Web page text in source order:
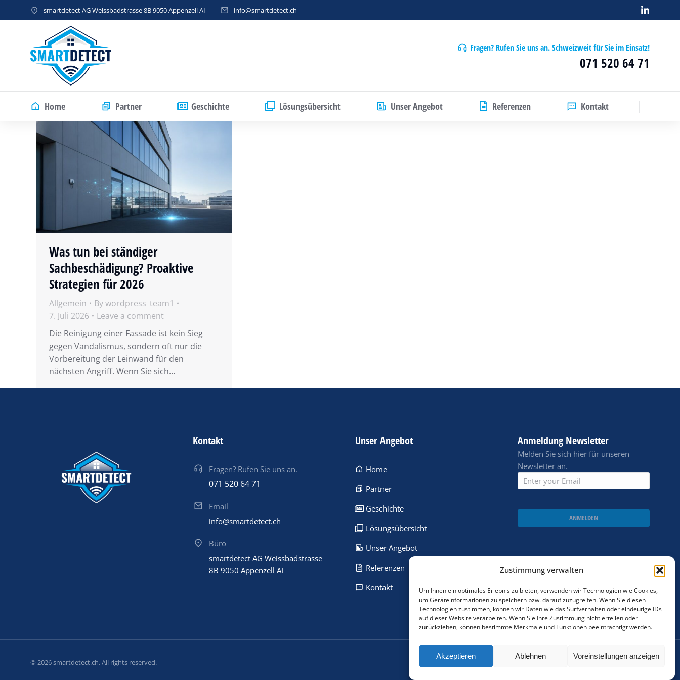
Zustimmung verwalten
Um Ihnen ein optimales Erlebnis zu bieten, verwenden wir Technologien wie Cookies,
um Geräteinformationen zu speichern bzw. darauf zuzugreifen. Wenn Sie diesen
Technologien zustimmen, können wir Daten wie das Surfverhalten oder eindeutige IDs
auf dieser Website verarbeiten. Wenn Sie Ihre Zustimmung nicht erteilen oder
zurückziehen, können bestimmte Merkmale und Funktionen beeinträchtigt werden.
Akzeptieren Ablehnen Voreinstellungen anzeigen
smartdetect AG Weissbadstrasse 8B 9050 Appenzell AI info@smartdetect.ch
Fragen? Rufen Sie uns an. Schweizweit für Sie im Einsatz!
071 520 64 71
Home Partner Geschichte Lösungsübersicht Unser Angebot Referenzen Kontakt
Was tun bei ständiger
Sachbeschädigung? Proaktive
Strategien für 2026
Allgemein Bywordpress_team1
7. Juli 2026
Leave a comment
Die Reinigung einer Fassade ist kein Sieg
gegen Vandalismus, sondern oft nur die
Vorbereitung der Leinwand für den
nächsten Angriff. Wenn Sie sich…
Kontakt
Fragen? Rufen Sie uns an.
071 520 64 71
Email
info@smartdetect.ch
Büro
smartdetect AG Weissbadstrasse
8B 9050 Appenzell AI
Unser Angebot
Home
Partner
Geschichte
Lösungsübersicht
Unser Angebot
Referenzen
Kontakt
Anmeldung Newsletter
Melden Sie sich hier für unseren
Newsletter an.
ANMELDEN
© 2026 smartdetect.ch. All rights reserved. Cookie policy AGBs